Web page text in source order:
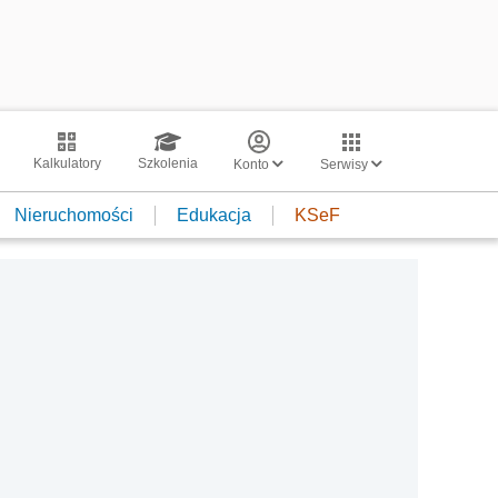
Kalkulatory Szkolenia Konto Serwisy
Nieruchomości Edukacja KSeF